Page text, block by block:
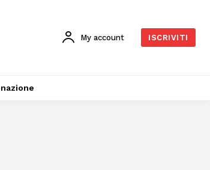
My account ISCRIVITI